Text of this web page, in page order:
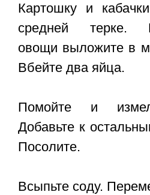
Картошку и
средней терке.
овощи выложите в
Вбейте два яйца.
Помойте и
Добавьте к
Посолите.
Всыпьте соду.